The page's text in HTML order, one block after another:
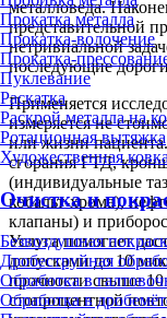
Прокатка металла
Прокатка-волочение
Прокатка-
Пуклевание
Раскатка
Раскрой металла на
Ротационная вытяжка
Художественная
Очистка и
Безвоздушная
Дробеструйная
Обработка в
Обработка в
металловеда.
представительной
нетривиальной
последующие
Применяется
измеряется не
или жизни
сгорания ГТД,
(индивидуальные
кобальт-хрома),
клапаны) и
Услуга помогает
допусками до 10
прочности свыше
стопроцентной